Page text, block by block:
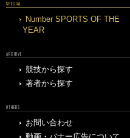
SPECIAL
Number SPORTS OF THE
YEAR
ARCHIVE
競技から探す
著者から探す
OTHERS
お問い合わせ